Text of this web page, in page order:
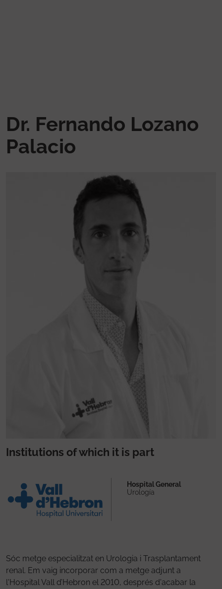
Dr. Fernando Lozano
Palacio
Institutions of which it is part
Hospital General
Urología
Sóc metge especialitzat en Urologia i Trasplantament
renal. Em vaig incorporar com a metge adjunt a
l'Hospital Vall d’Hebron el 2010, després d'acabar la